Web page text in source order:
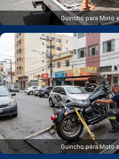
Guincho para Moto
Guincho para Moto